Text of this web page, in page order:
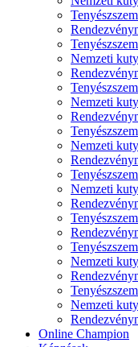
Nemzeti
Nemzeti
Nemzeti
Nemzeti
Nemzeti
Nemzeti
Online Champion